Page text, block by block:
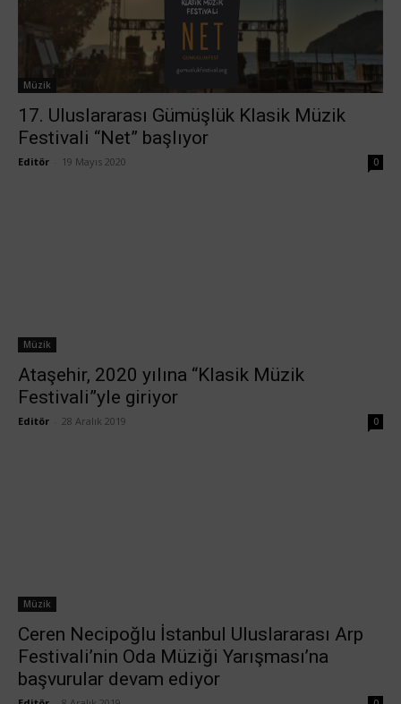
Müzik
17. Uluslararası Gümüşlük Klasik Müzik
Festivali “Net” başlıyor
Editör 19 Mayıs 2020 0
Müzik
Ataşehir, 2020 yılına “Klasik Müzik
Festivali”yle giriyor
Editör 28 Aralık 2019 0
Müzik
Ceren Necipoğlu İstanbul Uluslararası Arp
Festivali’nin Oda Müziği Yarışması’na
başvurular devam ediyor